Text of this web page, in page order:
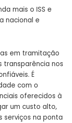
mais o ISS e
nacional e
em tramitação
transparência nos
É
com o
oferecidos à
um custo alto,
serviços na ponta